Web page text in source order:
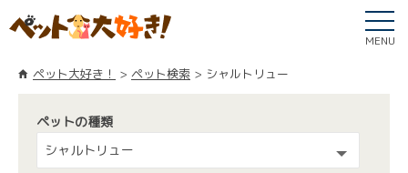
MENU
ペット大好き！ ペット検索 シャルトリュー
ペットの種類
シャルトリュー